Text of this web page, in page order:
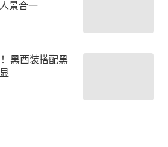
景合一
黑西装搭配黑